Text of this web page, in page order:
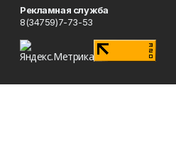
Рекламная служба
8(34759)7-73-53